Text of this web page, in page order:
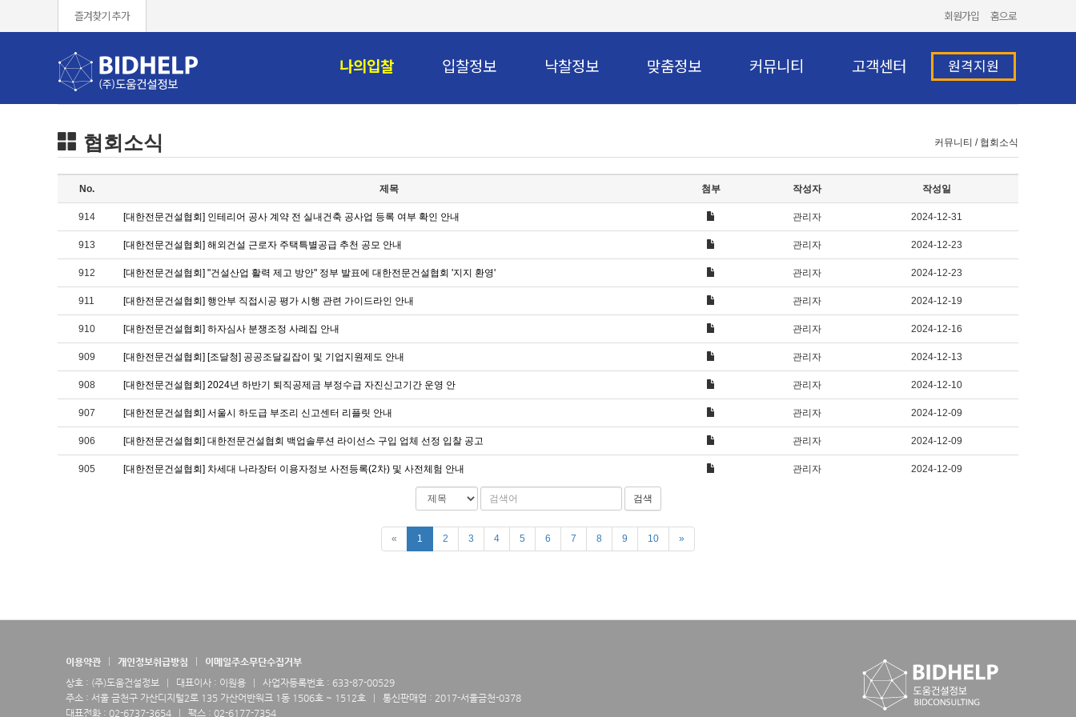
즐겨찾기 추가 회원가입 홈으로
나의입찰 입찰정보 낙찰정보 맞춤정보 커뮤니티 고객센터 원격지원
협회소식 커뮤니티 / 협회소식
No. 제목 첨부 작성자 작성일
914 [대한전문건설협회] 인테리어 공사 계약 전 실내건축 공사업 등록 여부 확인 안내 관리자 2024-12-31
913 [대한전문건설협회] 해외건설 근로자 주택특별공급 추천 공모 안내 관리자 2024-12-23
912 [대한전문건설협회] "건설산업 활력 제고 방안" 정부 발표에 대한전문건설협회 '지지 환영' 관리자 2024-12-23
911 [대한전문건설협회] 행안부 직접시공 평가 시행 관련 가이드라인 안내 관리자 2024-12-19
910 [대한전문건설협회] 하자심사 분쟁조정 사례집 안내 관리자 2024-12-16
909 [대한전문건설협회] [조달청] 공공조달길잡이 및 기업지원제도 안내 관리자 2024-12-13
908 [대한전문건설협회] 2024년 하반기 퇴직공제금 부정수급 자진신고기간 운영 안 관리자 2024-12-10
907 [대한전문건설협회] 서울시 하도급 부조리 신고센터 리플릿 안내 관리자 2024-12-09
906 [대한전문건설협회] 대한전문건설협회 백업솔루션 라이선스 구입 업체 선정 입찰 공고 관리자 2024-12-09
905 [대한전문건설협회] 차세대 나라장터 이용자정보 사전등록(2차) 및 사전체험 안내 관리자 2024-12-09
검색
« 1 2 3 4 5 6 7 8 9 10 »
이용약관 개인정보취급방침
이메일주소무단수집거부
상호 : (주)도움건설정보
대표이사 : 이원용
사업자등록번호 : 633-87-00529
주소 : 서울 금천구 가산디지털2로 135 가산어반워크 1동 1506호 ~ 1512호
통신판매업 : 2017-서울금천-0378
대표전화 : 02-6737-3654
팩스 : 02-6177-7354